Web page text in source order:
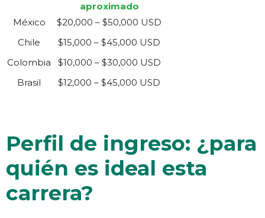
aproximado
México
$20,000 – $50,000 USD
Chile
$15,000 – $45,000 USD
Colombia
$10,000 – $30,000 USD
Brasil
$12,000 – $45,000 USD
Perfil de ingreso: ¿para
quién es ideal esta
carrera?